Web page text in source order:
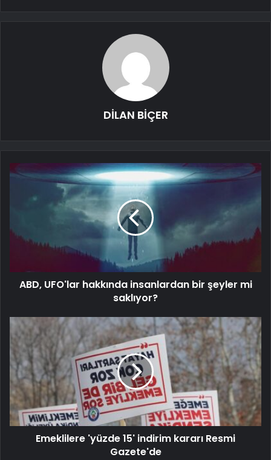
DİLAN BİÇER
ABD, UFO'lar hakkında insanlardan bir şeyler mi
saklıyor?
Emeklilere 'yüzde 15' indirim kararı Resmi
Gazete'de